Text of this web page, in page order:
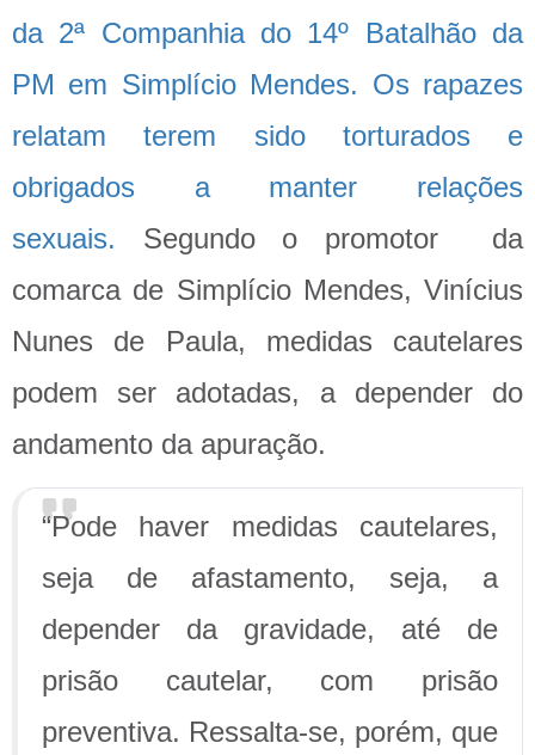
da 2ª Companhia do 14º Batalhão da
PM em Simplício Mendes. Os rapazes
relatam terem sido torturados e
obrigados a manter relações
sexuais. Segundo o promotor da
comarca de Simplício Mendes, Vinícius
Nunes de Paula, medidas cautelares
podem ser adotadas, a depender do
andamento da apuração.
“Pode haver medidas cautelares,
seja de afastamento, seja, a
depender da gravidade, até de
prisão cautelar, com prisão
preventiva. Ressalta-se, porém, que